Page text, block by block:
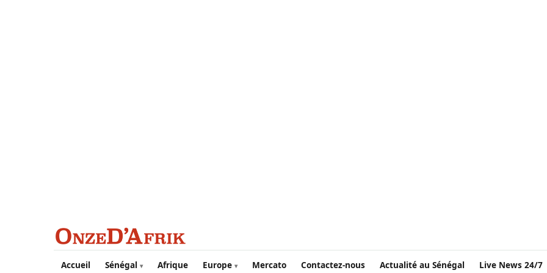
Aller au contenu principal
Accueil Sénégal Afrique Europe Mercato Contactez-nous Actualité au Sénégal Live News 24/7